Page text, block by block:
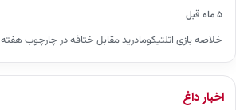
۵ ماه قبل
خلاصه بازی اتلتیکومادرید مقابل ختافه در چارچوب هفته 28 لالیگا فصل 26-2025
اخبار داغ